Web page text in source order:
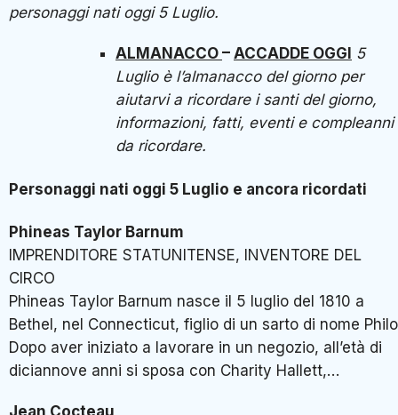
personaggi nati oggi 5 Luglio.
ALMANACCO – ACCADDE OGGI 5
Luglioè l’almanacco del giorno per
aiutarvi a ricordare i santi del giorno,
informazioni, fatti, eventi e compleanni
da ricordare.
Personaggi nati oggi 5 Luglio e ancora ricordati
Phineas Taylor Barnum
IMPRENDITORE STATUNITENSE, INVENTORE DEL
CIRCO
Phineas Taylor Barnum nasce il 5 luglio del 1810 a
Bethel, nel Connecticut, figlio di un sarto di nome
Dopo aver iniziato a lavorare in un negozio, all’età di
diciannove anni si sposa con Charity Hallett,…
Jean Cocteau